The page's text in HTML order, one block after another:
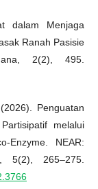
dalam Menjaga
Ranah Pasisie
2(2), 495.
Penguatan
melalui
Enzyme. NEAR:
5(2), 265–275.